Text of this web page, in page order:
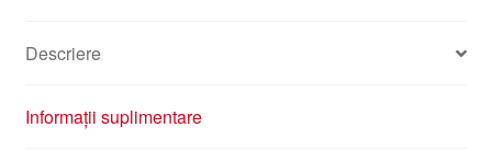
Descriere
Informații suplimentare